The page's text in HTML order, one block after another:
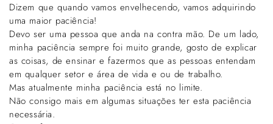
Dizem que quando vamos envelhecendo, vamos adquirindo
uma maior paciência!
Devo ser uma pessoa que anda na contra mão. De um lado,
minha paciência sempre foi muito grande, gosto de explicar
as coisas, de ensinar e fazermos que as pessoas entendam
em qualquer setor e área de vida e ou de trabalho.
Mas atualmente minha paciência está no limite.
Não consigo mais em algumas situações ter esta paciência
necessária.